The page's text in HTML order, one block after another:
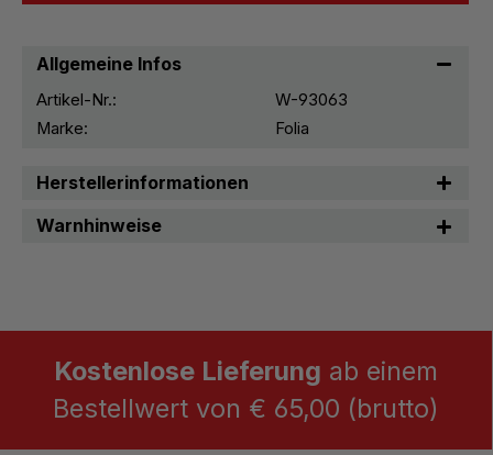
Allgemeine Infos
Artikel-Nr.:
W-93063
Marke:
Folia
Herstellerinformationen
Warnhinweise
Kostenlose Lieferung ab einem
Bestellwert von € 65,00 (brutto)